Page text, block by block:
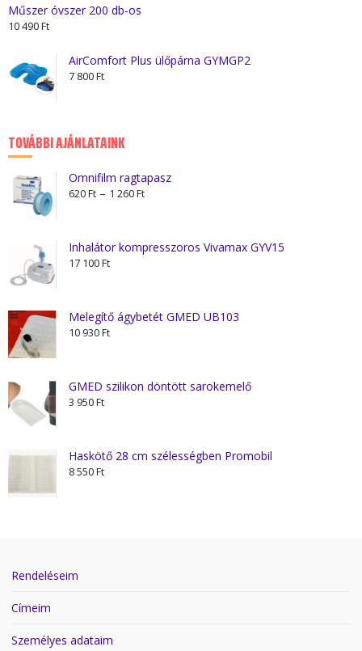
Műszer óvszer 200 db-os
10 490Ft
AirComfort Plus ülőpárna GYMGP2
7 800Ft
TOVÁBBI AJÁNLATAINK
Omnifilm ragtapasz
620Ft – 1 260FtÁrtartomány:
1
Inhalátor kompresszoros Vivamax GYV15
17 100Ft
Melegítő ágybetét GMED UB103
10 930Ft
GMED szilikon döntött sarokemelő
3 950Ft
Haskötő 28 cm szélességben Promobil
8 550Ft
Rendeléseim
Címeim
Személyes adataim